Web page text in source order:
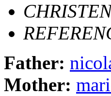
Father:
Mother: